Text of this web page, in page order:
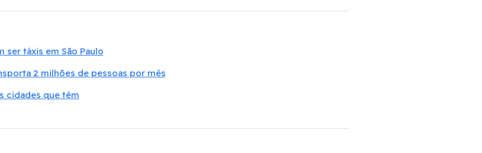
táxis em São Paulo
2 milhões de pessoas por mês
cidades que têm